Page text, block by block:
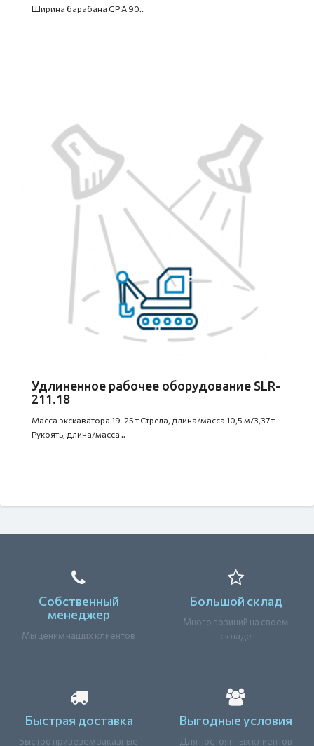
Ширина барабана GP A 90..
Удлиненное рабочее оборудование SLR-
211.18
Масса экскаватора 19-25 т Стрела, длина/масса 10,5 м/3,37 т
Рукоять, длина/масса ..
Собственный
менеджер
Мы ценим наших клиентов
Большой склад
Много позиций на своем
складе
Быстрая доставка
Быстро привезем заказные
Выгодные условия
Для постоянных клиентов